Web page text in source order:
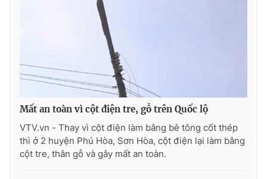
Ðiện thoại Thời báo VTV:
toasoan@vtv.vn
024-7300.7108
Mất an toàn vì cột điện tre, gỗ trên Quốc lộ
VTV.vn - Thay vì cột điện làm bằng bê tông cốt thép
thì ở 2 huyện Phú Hòa, Sơn Hòa, cột điện lại làm bằng
cột tre, thân gỗ và gây mất an toàn.